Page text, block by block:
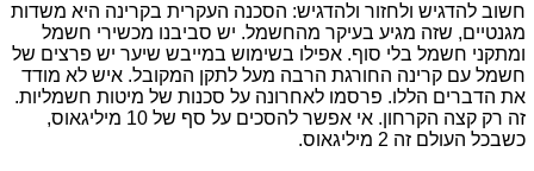
חשוב להדגיש ולחזור ולהדגיש: הסכנה העקרית בקרינה היא משדות
מגנטיים, שזה מגיע בעיקר מהחשמל. יש סביבנו מכשירי חשמל
ומתקני חשמל בלי סוף. אפילו בשימוש במייבש שיער יש פרצים של
חשמל עם קרינה החורגת הרבה מעל לתקן המקובל. איש לא מודד
את הדברים הללו. פרסמו לאחרונה על סכנות של מיטות חשמליות.
זה רק קצה הקרחון. אי אפשר להסכים על סף של 10 מיליגאוס,
כשבכל העולם זה 2 מיליגאוס.